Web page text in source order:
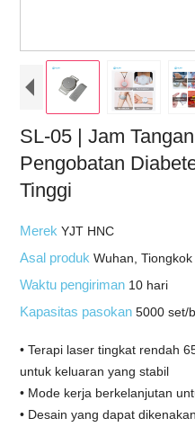
SL-05 | Jam
Pengobatan
Tinggi
MerekYJT HNC
Asal produkWuhan, Tiongkok
Waktu pengiriman 10 hari
Kapasitas pasokan5000 set/
• Terapi laser tingkat rendah
untuk keluaran yang stabil
• Mode kerja berkelanjutan
• Desain yang dapat